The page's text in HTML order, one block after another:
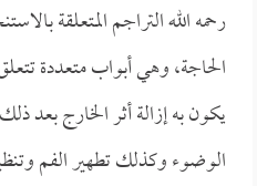
رحمه الله التراجم المتعلقة
الحاجة، وهي أبواب متعددة
يكون به إزالة أثر الخارج بعد
الوضوء وكذلك تطهير الفم